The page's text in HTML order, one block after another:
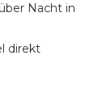
Nacht in
direkt